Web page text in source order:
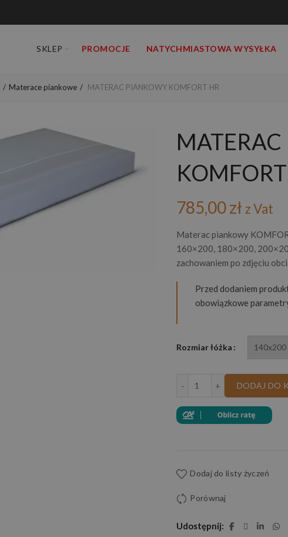
SKLEP PROMOCJE NATYCHMIASTOWA WYSYŁKA
Materace piankowe MATERAC PIANKOWY KOMFORT HR
785,00zł z Vat
Materac piankowy
160×200, 180×200,
zachowaniem po zdjęciu
Przed dodaniem
obowiązkowe
Rozmiar łóżka
ilość MATERAC
DODAJ DO
Dodaj do listy życzeń
Porównaj
Udostępnij